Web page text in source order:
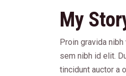
My
Proin gravida
sem nibh id elit.
tincidunt auctor a